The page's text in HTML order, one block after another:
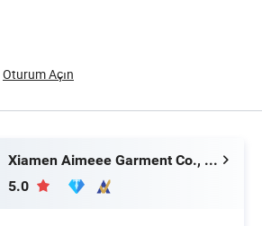
Oturum Açın
Xiamen Aimeee Garment Co., Ltd.
5.0